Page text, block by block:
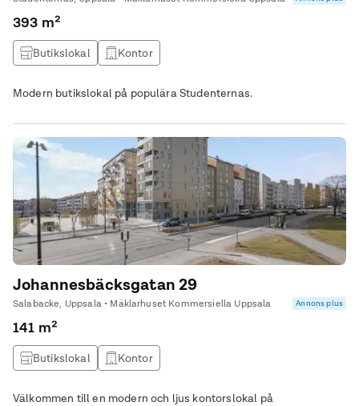
393 m²
Butikslokal Kontor
Modern butikslokal på populära Studenternas.
Johannesbäcksgatan 29
Salabacke, Uppsala • Mäklarhuset Kommersiella Uppsala Annons plus
141 m²
Butikslokal Kontor
Välkommen till en modern och ljus kontorslokal på